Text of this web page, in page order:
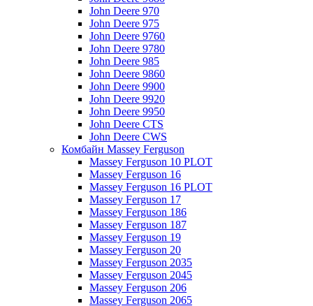
John Deere 970
John Deere 975
John Deere 9760
John Deere 9780
John Deere 985
John Deere 9860
John Deere 9900
John Deere 9920
John Deere 9950
John Deere CTS
John Deere CWS
Комбайн Massey Ferguson
Massey Ferguson 10 PLOT
Massey Ferguson 16
Massey Ferguson 16 PLOT
Massey Ferguson 17
Massey Ferguson 186
Massey Ferguson 187
Massey Ferguson 19
Massey Ferguson 20
Massey Ferguson 2035
Massey Ferguson 2045
Massey Ferguson 206
Massey Ferguson 2065